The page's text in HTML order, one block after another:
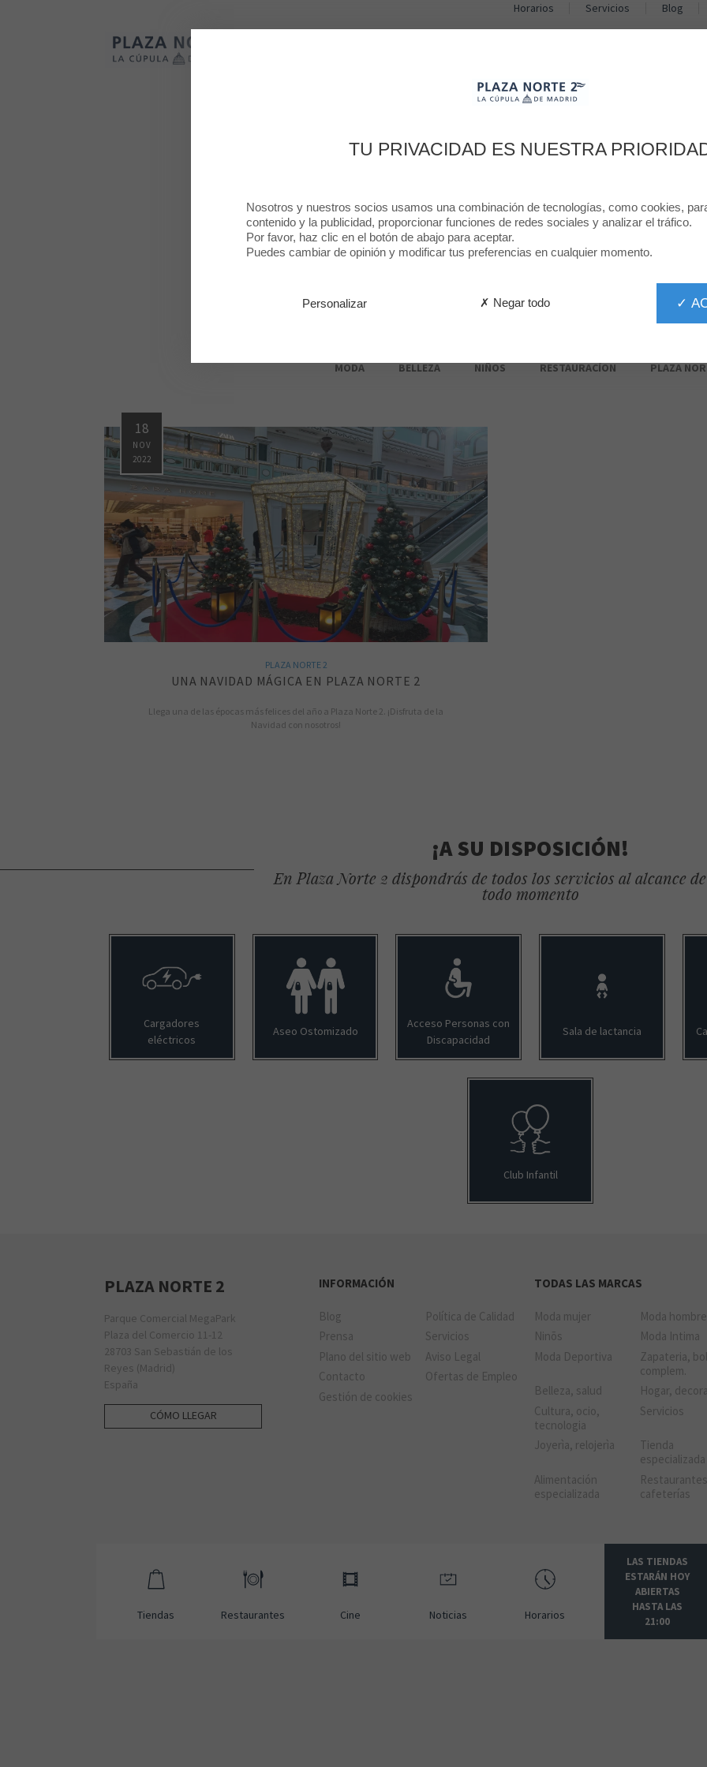
Horarios Servicios Blog
Plaza Norte 2
#Papa Noel
Morbi vitae posuere odio. Aliquam suscipit quam eu metus lacinia, nec
MODA BELLEZA NIÑOS RESTAURACÍON PLAZA
18
NOV
2022
PLAZA NORTE 2
UNA NAVIDAD MÁGICA EN PLAZA NORTE 2
Llega una de las épocas más felices del año a Plaza Norte 2. ¡Disfruta de la
Navidad con nosotros!
¡A SU DISPOSICIÓN!
En Plaza Norte 2 dispondrás de todos los servicios al alcance
todo momento
Cargadores
eléctricos
Aseo Ostomizado
Acceso Personas con
Discapacidad
Sala de lactancia
Club Infantil
PLAZA NORTE 2
Parque Comercial MegaPark
Plaza del Comercio 11-12
28703 San Sebastián de los
Reyes (Madrid)
España
CÓMO LLEGAR
INFORMACIÓN
Blog
Política de Calidad
Prensa
Servicios
Plano del sitio web
Aviso Legal
Contacto
Ofertas de Empleo
Gestión de cookies
TODAS LAS MARCAS
Moda mujer
Moda hombre
Ninõs
Moda Intima
Moda Deportiva
Zapateria,
complem.
Belleza, salud
Hogar,
Cultura, ocio,
tecnologia
Servicios
Joyerìa, relojerìa
Tienda
especializada
Alimentación
especializada
cafeterías
Tiendas Restaurantes Cine Noticias Horarios
LAS TIENDAS
ESTARÁN HOY
ABIERTAS
HASTA LAS
21:00
TU PRIVACIDAD ES NUESTRA
Nosotros y nuestros socios usamos una combinación de tecnologías, como cookies,
contenido y la publicidad, proporcionar funciones de redes sociales y analizar el tráfico.
Por favor, haz clic en el botón de abajo para aceptar.
Puedes cambiar de opinión y modificar tus preferencias en cualquier momento.
✓
✗ Negar todo
Personalizar